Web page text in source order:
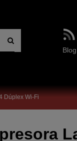
Blog
Dúplex Wi-Fi